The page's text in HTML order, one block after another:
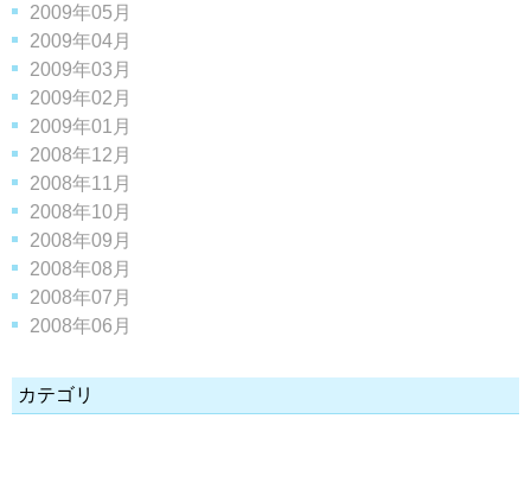
2009年05月
2009年04月
2009年03月
2009年02月
2009年01月
2008年12月
2008年11月
2008年10月
2008年09月
2008年08月
2008年07月
2008年06月
カテゴリ